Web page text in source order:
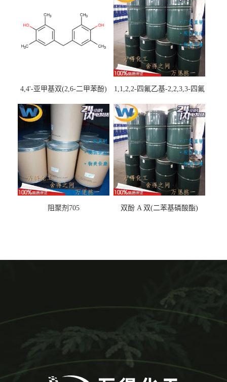
4,4'-亚甲基双(2,6-二甲苯酚)
1,1,2,2-四氟乙基-2,2,3,3-四氟
阻聚剂705 双酚 A 双(二苯基磷酸酯)